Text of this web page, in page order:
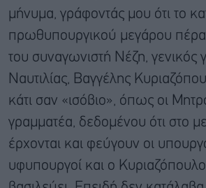
μήνυμα, γράφοντάς μου ότι το
πρωθυπουργικού μεγάρου
του συναγωνιστή Νέζη, γενικός
Ναυτιλίας, Βαγγέλης
κάτι σαν «ισόβιο», όπως οι
γραμματέα, δεδομένου ότι στο
έρχονται και φεύγουν οι
υφυπουργοί και ο